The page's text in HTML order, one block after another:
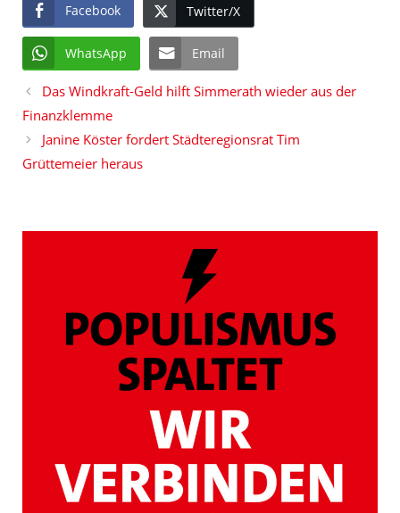
Facebook Twitter/X
WhatsApp Email
Das Windkraft-Geld hilft Simmerath wieder aus der
Finanzklemme
Janine Köster fordert Städteregionsrat Tim
Grüttemeier heraus